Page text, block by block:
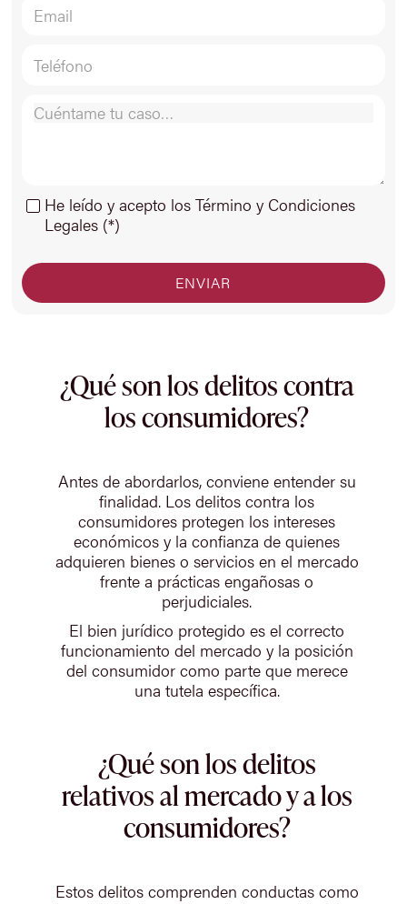
He leído y acepto los Término y Condiciones
Legales (*)
¿Qué son los delitos contra
los consumidores?
Antes de abordarlos, conviene entender su
finalidad. Los delitos contra los
consumidores protegen los intereses
económicos y la confianza de quienes
adquieren bienes o servicios en el mercado
frente a prácticas engañosas o
perjudiciales.
El bien jurídico protegido es el correcto
funcionamiento del mercado y la posición
del consumidor como parte que merece
una tutela específica.
¿Qué son los delitos
relativos al mercado y a los
consumidores?
Estos delitos comprenden conductas como